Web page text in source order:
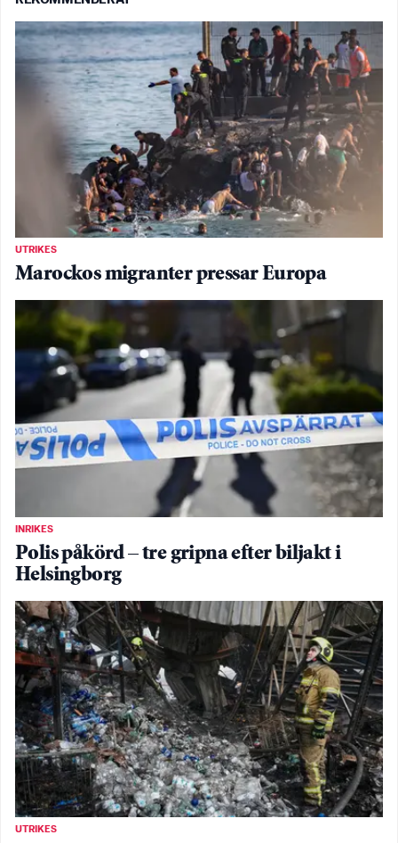
UTRIKES
Marockos migranter pressar Europa
INRIKES
Polis påkörd – tre gripna efter biljakt i
Helsingborg
UTRIKES